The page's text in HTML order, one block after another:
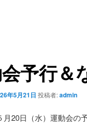
予行＆
年5月21日 投稿者:admin
20日（水）運動会の